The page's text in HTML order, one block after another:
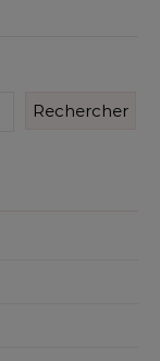
Rechercher